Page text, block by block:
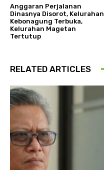
Anggaran Perjalanan
Dinasnya Disorot, Kelurahan
Kebonagung Terbuka,
Kelurahan Magetan
Tertutup
RELATED ARTICLES